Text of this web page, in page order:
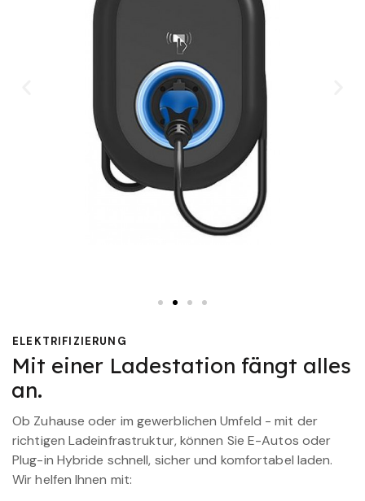
ELEKTRIFIZIERUNG
Mit einer Ladestation fängt alles
an.
Ob Zuhause oder im gewerblichen Umfeld - mit der
richtigen Ladeinfrastruktur, können Sie E-Autos oder
Plug-in Hybride schnell, sicher und komfortabel laden.
Wir helfen Ihnen mit: